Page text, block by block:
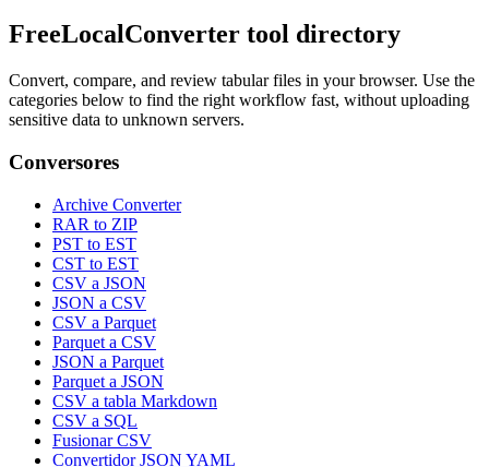
FreeLocalConverter tool directory
Convert, compare, and review tabular files in your browser. Use the
categories below to find the right workflow fast, without uploading
sensitive data to unknown servers.
Conversores
Archive Converter
RAR to ZIP
PST to EST
CST to EST
CSV a JSON
JSON a CSV
CSV a Parquet
Parquet a CSV
JSON a Parquet
Parquet a JSON
CSV a tabla Markdown
CSV a SQL
Fusionar CSV
Convertidor JSON YAML